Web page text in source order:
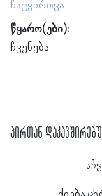
ჩატვირთვა
წყარო(ები):
ჩვენება
პირთან